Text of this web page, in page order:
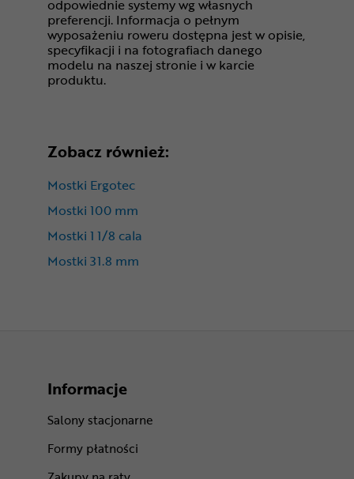
odpowiednie systemy wg własnych
preferencji. Informacja o pełnym
wyposażeniu roweru dostępna jest w opisie,
specyfikacji i na fotografiach danego
modelu na naszej stronie i w karcie
produktu.
Zobacz również:
Mostki Ergotec
Mostki 100 mm
Mostki 1 1/8 cala
Mostki 31.8 mm
Informacje
Salony stacjonarne
Formy płatności